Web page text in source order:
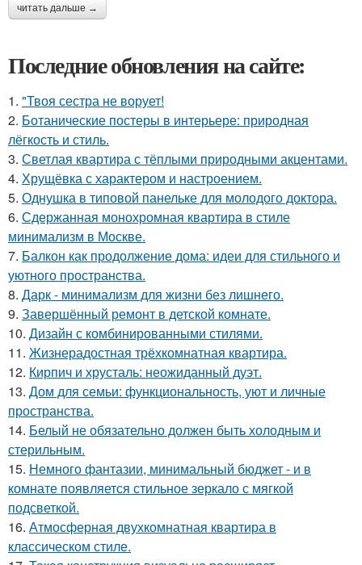
читать дальше →
Последние обновления на сайте:
1. "Твоя сестра не ворует!
2. Ботанические постеры в интерьере: природная
лёгкость и стиль.
3. Светлая квартира с тёплыми природными акцентами.
4. Хрущёвка с характером и настроением.
5. Однушка в типовой панельке для молодого доктора.
6. Сдержанная монохромная квартира в стиле
минимализм в Москве.
7. Балкон как продолжение дома: идеи для стильного и
уютного пространства.
8. Дарк - минимализм для жизни без лишнего.
9. Завершённый ремонт в детской комнате.
10. Дизайн с комбинированными стилями.
11. Жизнерадостная трёхкомнатная квартира.
12. Кирпич и хрусталь: неожиданный дуэт.
13. Дом для семьи: функциональность, уют и личные
пространства.
14. Белый не обязательно должен быть холодным и
стерильным.
15. Немного фантазии, минимальный бюджет - и в
комнате появляется стильное зеркало с мягкой
подсветкой.
16. Атмосферная двухкомнатная квартира в
классическом стиле.